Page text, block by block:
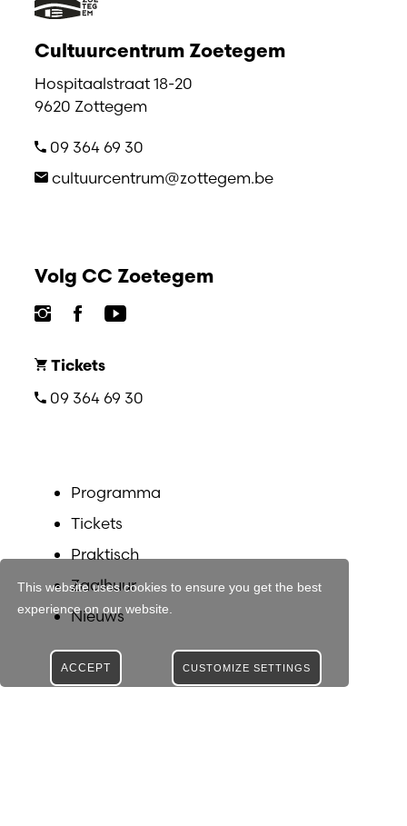
This website uses cookies to ensure you get the best
experience on our website.
CUSTOMIZE SETTINGS
ACCEPT
Cultuurcentrum Zoetegem
Hospitaalstraat 18-20
9620 Zottegem
09 364 69 30
cultuurcentrum@zottegem.be
Volg CC Zoetegem
Tickets
09 364 69 30
Programma
Tickets
Praktisch
Zaalhuur
Nieuws